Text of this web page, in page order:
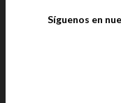
Síguenos en